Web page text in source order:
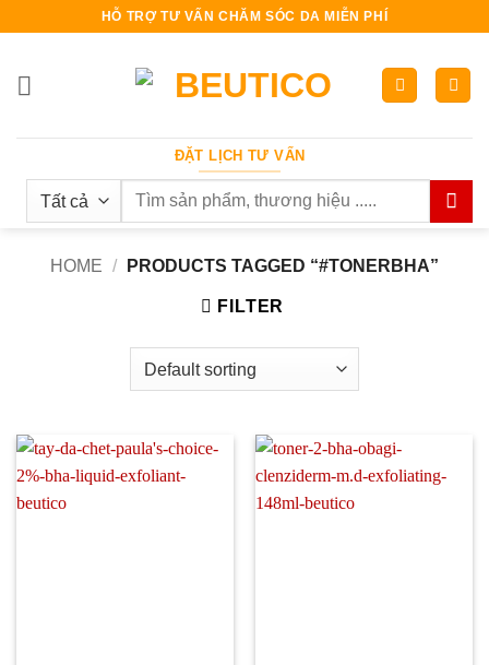
dung
HỖ TRỢ TƯ VẤN CHĂM SÓC DA MIỄN PHÍ
ĐẶT LỊCH TƯ VẤN
Search
HOME / PRODUCTS TAGGED “#TONERBHA”
FILTER